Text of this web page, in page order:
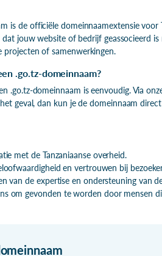
is de officiële domeinnaamextensie
dat jouw website of bedrijf geassocieerd
projecten of samenwerkingen.
.go.tz-domeinnaam?
.go.tz-domeinnaam is eenvoudig. Via
geval, dan kun je de domeinnaam
met de Tanzaniaanse overheid.
en vertrouwen bij
van de expertise en ondersteuning van
om gevonden te worden door mensen